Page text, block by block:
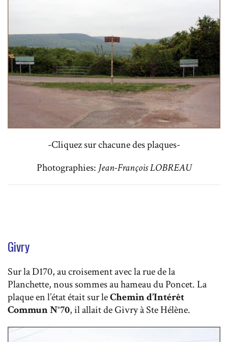
-Cliquez sur chacune des plaques-
Photographies: Jean-François LOBREAU
Givry
Sur la D170, au croisement avec la rue de la
Planchette, nous sommes au hameau du Poncet. La
plaque en l’état était sur leChemin d’Intérêt
Commun N°70, il allait de Givry à Ste Hélène.